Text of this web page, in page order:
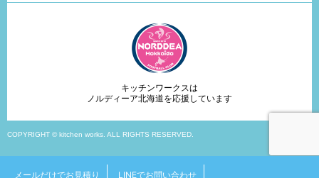
キッチンワークスは
ノルディーア北海道を応援しています
COPYRIGHT © kitchen works. ALL RIGHTS RESERVED.
メールだけでお見積り LINEでお問い合わせ